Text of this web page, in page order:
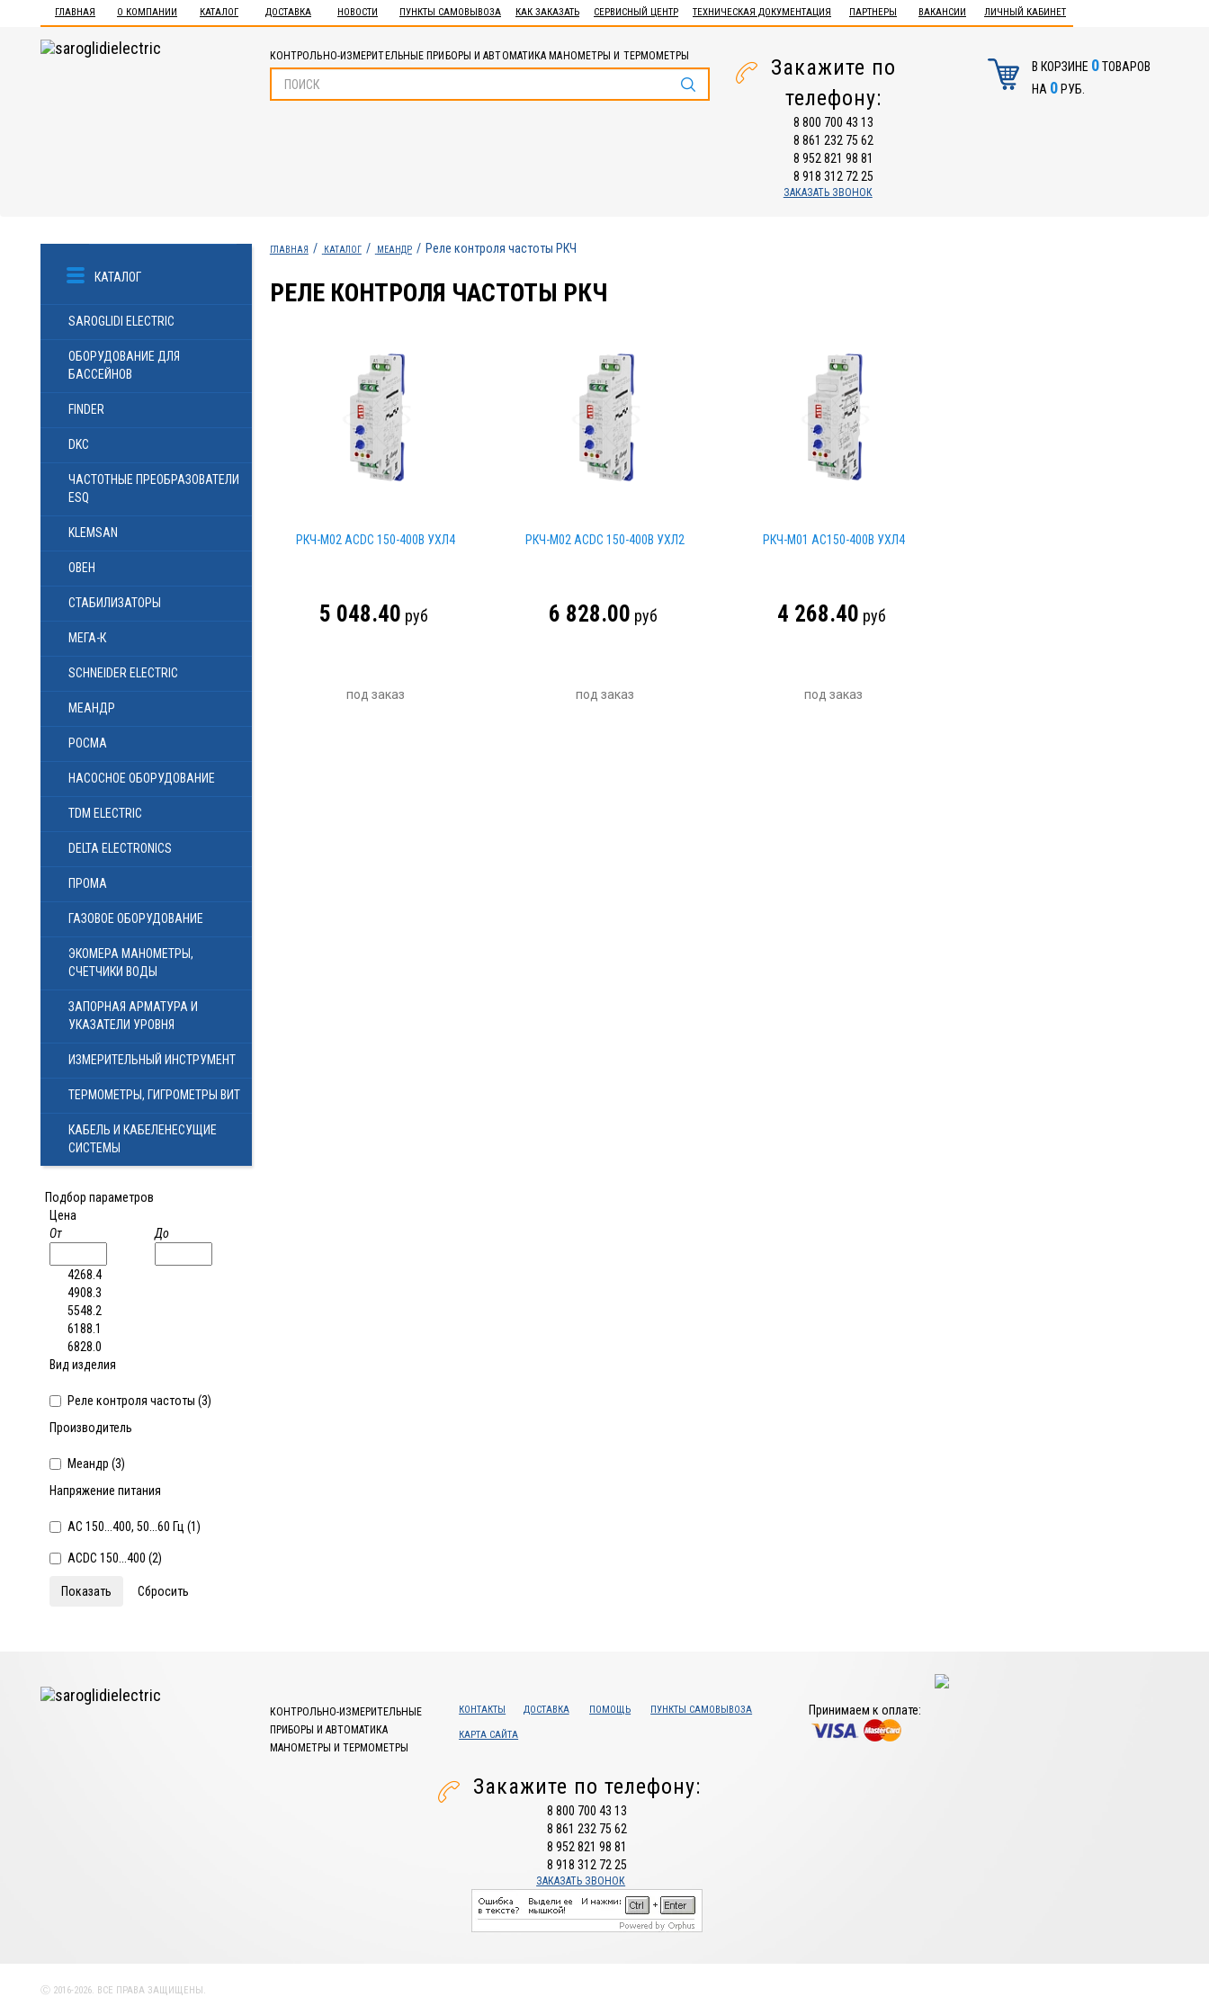
ГЛАВНАЯ О КОМПАНИИ КАТАЛОГ ДОСТАВКА НОВОСТИ ПУНКТЫ САМОВЫВОЗА КАК ЗАКАЗАТЬ СЕРВИСНЫЙ ЦЕНТР ТЕХНИЧЕСКАЯ ДОКУМЕНТАЦИЯ ПАРТНЕРЫ ВАКАНСИИ ЛИЧНЫЙ КАБИНЕТ
КОНТРОЛЬНО-ИЗМЕРИТЕЛЬНЫЕ ПРИБОРЫ И АВТОМАТИКА МАНОМЕТРЫ И ТЕРМОМЕТРЫ
Закажите по
телефону:
8 800 700 43 13
8 861 232 75 62
8 952 821 98 81
8 918 312 72 25
ЗАКАЗАТЬ ЗВОНОК
В КОРЗИНЕ 0ТОВАРОВ
НА 0РУБ.
КАТАЛОГ
SAROGLIDI ELECTRIC
ОБОРУДОВАНИЕ ДЛЯ
БАССЕЙНОВ
FINDER
DKC
ЧАСТОТНЫЕ ПРЕОБРАЗОВАТЕЛИ
ESQ
KLEMSAN
ОВЕН
СТАБИЛИЗАТОРЫ
МЕГА-К
SCHNEIDER ELECTRIC
МЕАНДР
РОСМА
НАСОСНОЕ ОБОРУДОВАНИЕ
TDM ELECTRIC
DELTA ELECTRONICS
ПРОМА
ГАЗОВОЕ ОБОРУДОВАНИЕ
ЭКОМЕРА МАНОМЕТРЫ,
СЧЕТЧИКИ ВОДЫ
ЗАПОРНАЯ АРМАТУРА И
УКАЗАТЕЛИ УРОВНЯ
ИЗМЕРИТЕЛЬНЫЙ ИНСТРУМЕНТ
ТЕРМОМЕТРЫ, ГИГРОМЕТРЫ ВИТ
КАБЕЛЬ И КАБЕЛЕНЕСУЩИЕ
СИСТЕМЫ
Подбор параметров
Цена
От
До
4268.4
4908.3
5548.2
6188.1
6828.0
Вид изделия
Реле контроля частоты (3)
Производитель
Меандр (3)
Напряжение питания
AC 150...400, 50...60 Гц (1)
ACDC 150...400 (2)
ГЛАВНАЯ КАТАЛОГ МЕАНДР Реле контроля частоты РКЧ
РЕЛЕ КОНТРОЛЯ ЧАСТОТЫ РКЧ
РКЧ-М02 АСDC 150-400В УХЛ4
5 048.40 руб
под заказ
РКЧ-М02 АСDC 150-400В УХЛ2
6 828.00 руб
под заказ
РКЧ-М01 АС150-400В УХЛ4
4 268.40 руб
под заказ
КОНТРОЛЬНО-ИЗМЕРИТЕЛЬНЫЕ
ПРИБОРЫ И АВТОМАТИКА
МАНОМЕТРЫ И ТЕРМОМЕТРЫ
КОНТАКТЫ ДОСТАВКА ПОМОЩЬ ПУНКТЫ САМОВЫВОЗА
КАРТА САЙТА
Закажите по телефону:
8 800 700 43 13
8 861 232 75 62
8 952 821 98 81
8 918 312 72 25
ЗАКАЗАТЬ ЗВОНОК
Принимаем к оплате:
Ⓒ 2016-2026. ВСЕ ПРАВА ЗАЩИЩЕНЫ.